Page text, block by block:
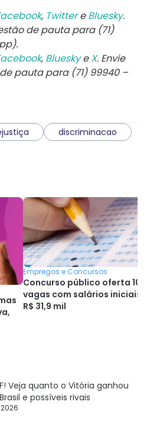
, TwittereBluesky.
de pauta para (71)
, BlueskyeX. Envie
pauta para (71) 99940 –
discriminacao
Empregos e Concursos
Concurso público oferta 100
vagas com salários iniciais
R$ 31,9 mil
Veja quanto o Vitória ganhou
e possíveis rivais